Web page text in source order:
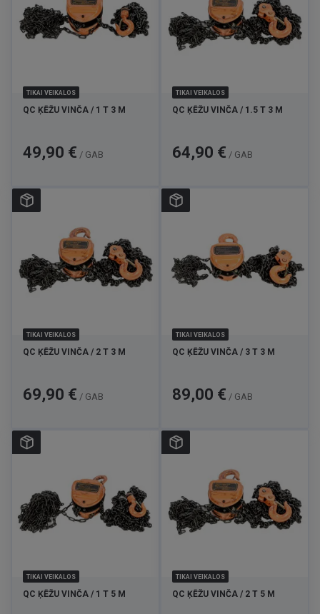
TIKAI VEIKALOS
QC ĶĒŽU VINČA / 1 T 3 M
Cena
49,90 € / GAB
TIKAI VEIKALOS
QC ĶĒŽU VINČA / 1.5 T 3 M
Cena
64,90 € / GAB
TIKAI VEIKALOS
QC ĶĒŽU VINČA / 2 T 3 M
Cena
69,90 € / GAB
TIKAI VEIKALOS
QC ĶĒŽU VINČA / 3 T 3 M
Cena
89,00 € / GAB
TIKAI VEIKALOS
QC ĶĒŽU VINČA / 1 T 5 M
TIKAI VEIKALOS
QC ĶĒŽU VINČA / 2 T 5 M